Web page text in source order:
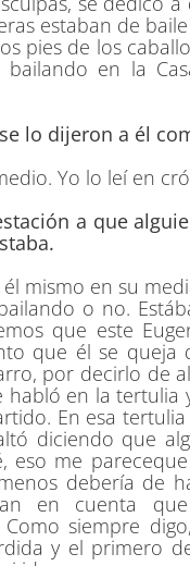
estaban de
pies de los
en la
lo dijeron a él
Yo lo leí en
a que
mismo en su
o no.
que este
que él se
por decirlo de
en la tertulia
En esa
diciendo que
eso me
debería de
en cuenta
siempre
y el primero